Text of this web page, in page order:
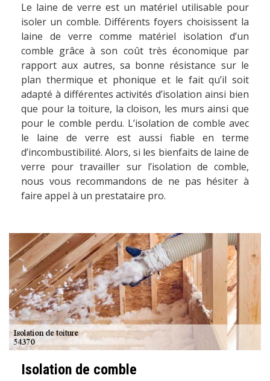
Le laine de verre est un matériel utilisable pour
isoler un comble. Différents foyers choisissent la
laine de verre comme matériel isolation d’un
comble grâce à son coût très économique par
rapport aux autres, sa bonne résistance sur le
plan thermique et phonique et le fait qu’il soit
adapté à différentes activités d’isolation ainsi bien
que pour la toiture, la cloison, les murs ainsi que
pour le comble perdu. L’isolation de comble avec
le laine de verre est aussi fiable en terme
d’incombustibilité. Alors, si les bienfaits de laine de
verre pour travailler sur l’isolation de comble,
nous vous recommandons de ne pas hésiter à
faire appel à un prestataire pro.
Isolation de comble